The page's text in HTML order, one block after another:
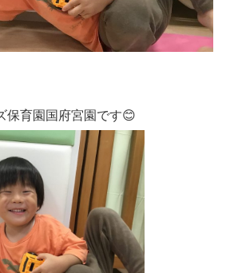
保育園国府宮園です😊